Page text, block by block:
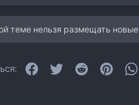
теме нельзя размещать
Facebook
Twitter Reddit